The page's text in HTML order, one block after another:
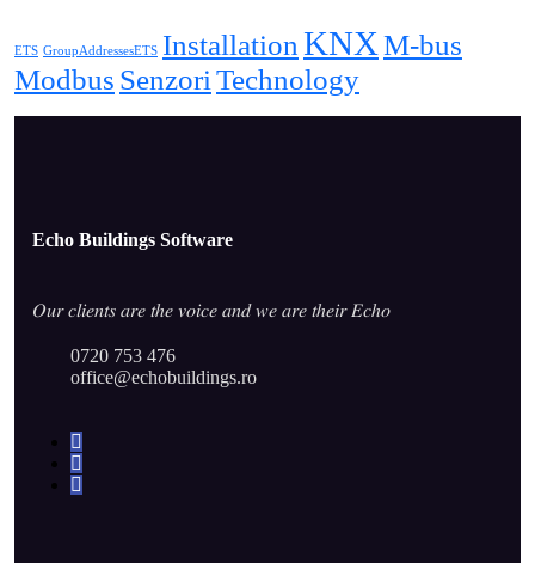
ETS GroupAddressesETS Installation KNXM-bus
Modbus Senzori Technology
Echo Buildings Software
𝑂𝑢𝑟 𝑐𝑙𝑖𝑒𝑛𝑡𝑠 𝑎𝑟𝑒 𝑡ℎ𝑒 𝑣𝑜𝑖𝑐𝑒 𝑎𝑛𝑑 𝑤𝑒 𝑎𝑟𝑒 𝑡ℎ𝑒𝑖𝑟 𝐸𝑐ℎ𝑜
0720 753 476
office@echobuildings.ro